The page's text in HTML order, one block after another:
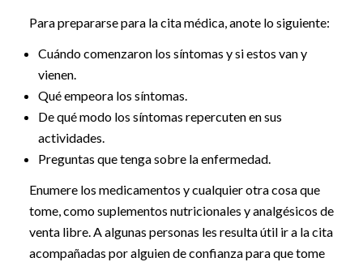
Para prepararse para la cita médica, anote lo siguiente:
Cuándo comenzaron los síntomas y si estos van y
vienen.
Qué empeora los síntomas.
De qué modo los síntomas repercuten en sus
actividades.
Preguntas que tenga sobre la enfermedad.
Enumere los medicamentos y cualquier otra cosa que
tome, como suplementos nutricionales y analgésicos de
venta libre. A algunas personas les resulta útil ir a la cita
acompañadas por alguien de confianza para que tome